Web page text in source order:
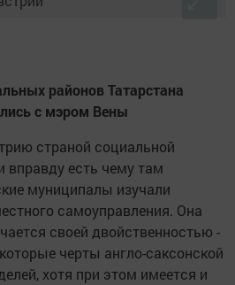
районов Татарстана
с мэром Вены
страной социальной
вправду есть чему там
муниципалы изучали
самоуправления. Она
своей двойственностью -
черты англо-саксонской
хотя при этом имеется и